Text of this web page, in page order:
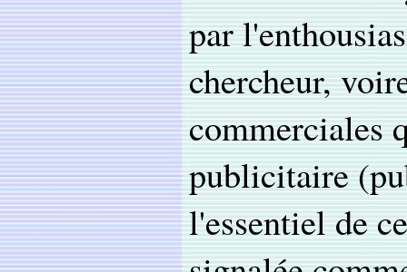
par
chercheur,
commerciales
publicitaire
l'essentiel de